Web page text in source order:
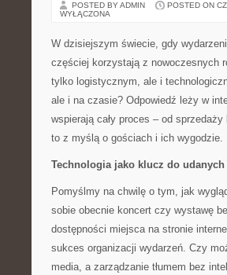
POSTED BY ADMIN POSTED ON
WYŁĄCZONA
W dzisiejszym świecie, gdy
częściej korzystają z nowoczesnych
tylko logistycznym, ale i
ale i na czasie? Odpowiedź leży w
wspierają cały proces – od
to z myślą o gościach i ich wygodzie.
Technologia jako klucz do udanych
Pomyślmy na chwilę o tym, jak
sobie obecnie koncert czy wystawę
dostępności miejsca na stronie
sukces organizacji wydarzeń. Czy
media, a zarządzanie tłumem bez